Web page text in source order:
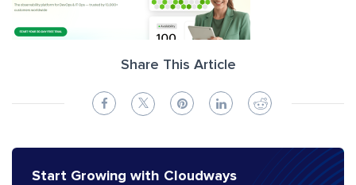
Share This Article
Start Growing with Cloudways